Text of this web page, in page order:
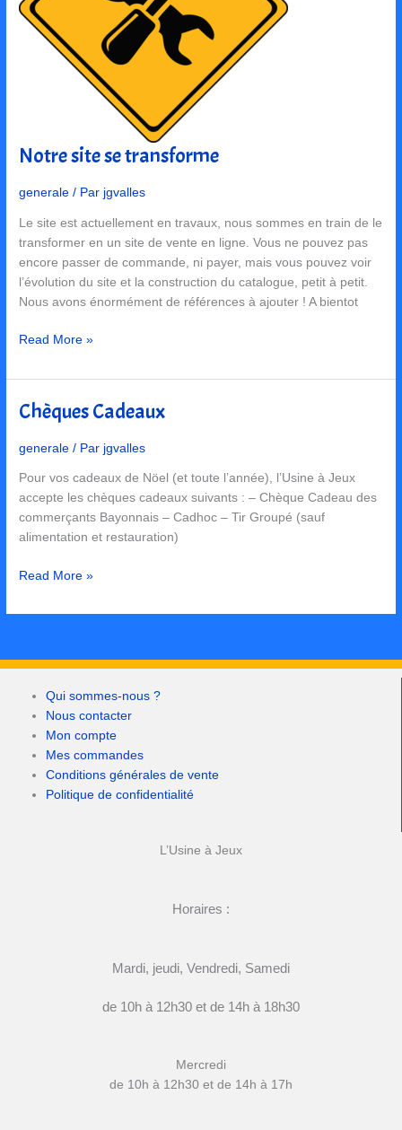
Notre site se transforme
generale / Par jgvalles
Le site est actuellement en travaux, nous sommes en train de le
transformer en un site de vente en ligne. Vous ne pouvez pas
encore passer de commande, ni payer, mais vous pouvez voir
l’évolution du site et la construction du catalogue, petit à petit.
Nous avons énormément de références à ajouter ! A bientot
Notre
se
Read More »
Chèques Cadeaux
generale / Par jgvalles
Pour vos cadeaux de Nöel (et toute l’année), l’Usine à Jeux
accepte les chèques cadeaux suivants : – Chèque Cadeau des
commerçants Bayonnais – Cadhoc – Tir Groupé (sauf
alimentation et restauration)
Chèques
Cadeaux
Read More »
Qui sommes-nous ?
Nous contacter
Mon compte
Mes commandes
Conditions générales de vente
Politique de confidentialité
L’Usine à Jeux
Horaires :
Mardi, jeudi, Vendredi, Samedi
de 10h à 12h30 et de 14h à 18h30
Mercredi
de 10h à 12h30 et de 14h à 17h